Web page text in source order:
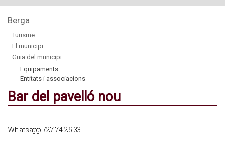
Berga
Turisme
El municipi
Guia del municipi
Equipaments
Entitats i associacions
Bar del pavelló nou
Whatsapp 727 74 25 33